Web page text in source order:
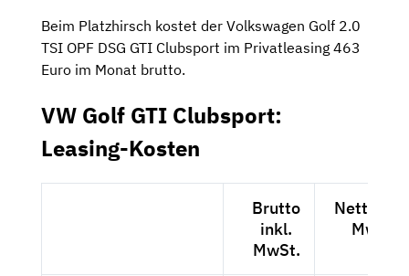
Beim Platzhirsch kostet der Volkswagen Golf 2.0
TSI OPF DSG GTI Clubsport im Privatleasing 463
Euro im Monat brutto.
VW Golf GTI Clubsport:
Leasing-Kosten
Brutto
inkl.
MwSt.
Netto
MwSt.